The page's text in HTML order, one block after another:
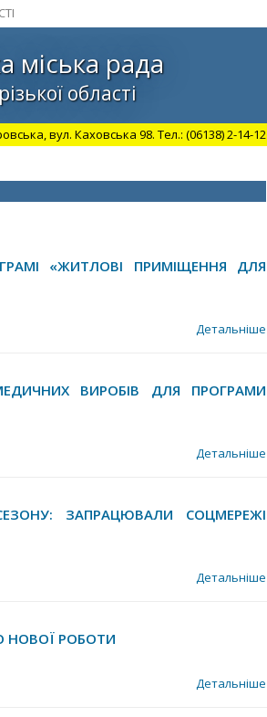
міська рада
області
вул. Каховська 98. Тел.: (06138) 2-14-12
«ЖИТЛОВІ ПРИМІЩЕННЯ ДЛЯ
Детальніше
ВИРОБІВ ДЛЯ ПРОГРАМИ
Детальніше
ЗАПРАЦЮВАЛИ СОЦМЕРЕЖІ
Детальніше
НОВОЇ РОБОТИ
Детальніше